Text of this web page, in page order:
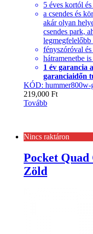
5 éves kortól
a csendes és
akár olyan
csendes park,
legmegfelelőbb
fényszóróval
hátramenetbe
1 év garancia
garanciaidőn
KÓD: hummer800w-
219,000 Ft
Tovább
Nincs raktáron
Pocket Quad
Zöld